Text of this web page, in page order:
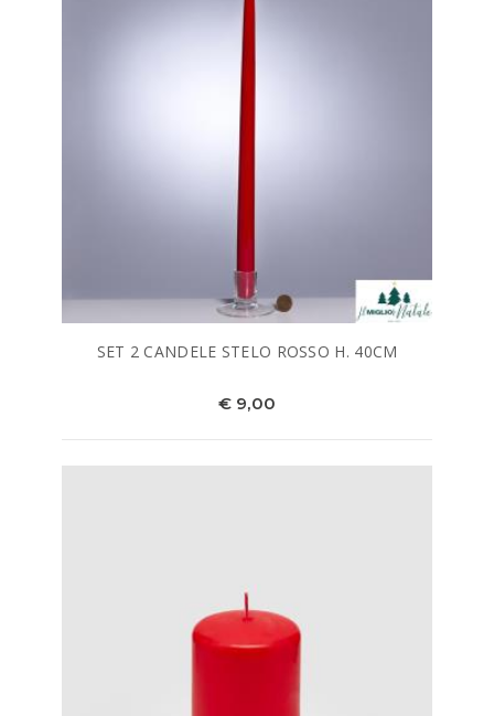
SET 2 CANDELE STELO ROSSO H. 40CM
€ 9,00